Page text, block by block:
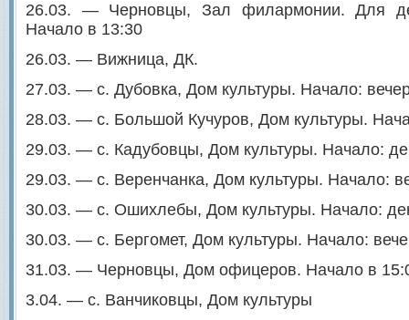
26.03. — Черновцы, Зал филармонии. Для
Начало в 13:30
26.03. — Вижница, ДК.
27.03. — с. Дубовка, Дом культуры. Начало:
28.03. — с. Большой Кучуров, Дом культуры.
29.03. — с. Кадубовцы, Дом культуры. Начало:
29.03. — с. Веренчанка, Дом культуры. Начало:
30.03. — с. Ошихлебы, Дом культуры. Начало:
30.03. — с. Бергомет, Дом культуры. Начало:
31.03. — Черновцы, Дом офицеров. Начало в
3.04. — с. Ванчиковцы, Дом культуры